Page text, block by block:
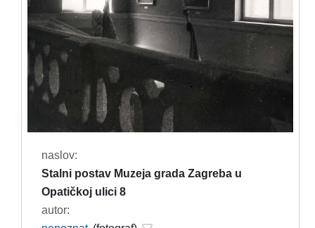
naslov:
Stalni postav Muzeja grada Zagreba u
Opatičkoj ulici 8
autor: